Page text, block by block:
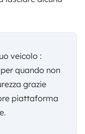
veicolo :
quando non
grazie
piattaforma
.